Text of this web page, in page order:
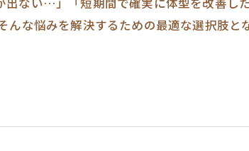
んな悩みを解決するための最適な選択肢と